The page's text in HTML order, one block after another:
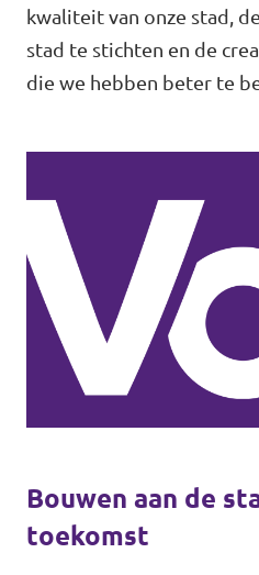
kwaliteit van onze stad,
stad te stichten en de
die we hebben beter te
Bouwen aan de
toekomst